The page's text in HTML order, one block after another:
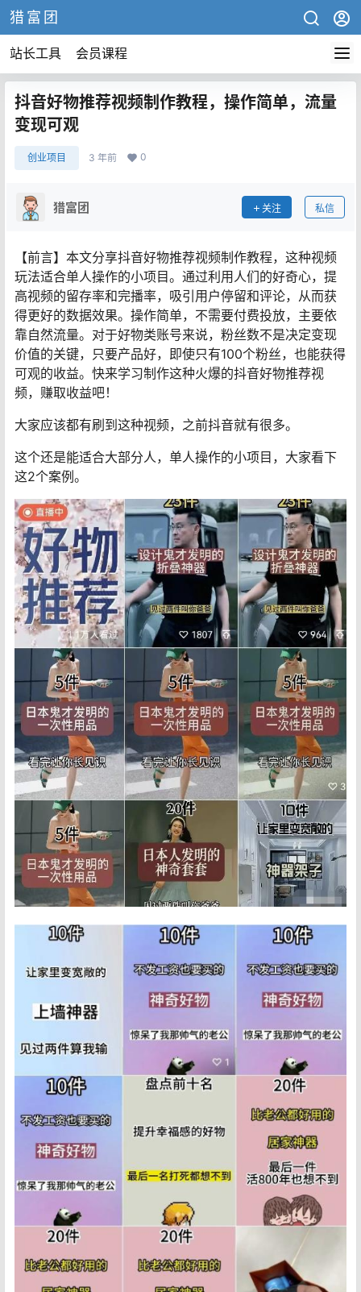
猎富团
站长工具 会员课程
抖音好物推荐视频制作教程，操作简单，流量
变现可观
创业项目 3 年前 0
猎富团 关注 私信
【前言】本文分享抖音好物推荐视频制作教程，这种视频
玩法适合单人操作的小项目。通过利用人们的好奇心，提
高视频的留存率和完播率，吸引用户停留和评论，从而获
得更好的数据效果。操作简单，不需要付费投放，主要依
靠自然流量。对于好物类账号来说，粉丝数不是决定变现
价值的关键，只要产品好，即使只有100个粉丝，也能获得
可观的收益。快来学习制作这种火爆的抖音好物推荐视
频，赚取收益吧！
大家应该都有刷到这种视频，之前抖音就有很多。
这个还是能适合大部分人，单人操作的小项目，大家看下
这2个案例。